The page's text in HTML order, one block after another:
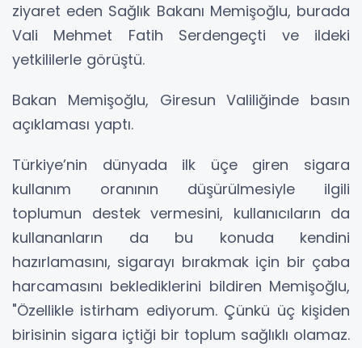
ziyaret eden Sağlık Bakanı Memişoğlu, burada
Vali Mehmet Fatih Serdengeçti ve ildeki
yetkililerle görüştü.
Bakan Memişoğlu, Giresun Valiliğinde basın
açıklaması yaptı.
Türkiye’nin dünyada ilk üçe giren sigara
kullanım oranının düşürülmesiyle ilgili
toplumun destek vermesini, kullanıcıların da
kullananların da bu konuda kendini
hazırlamasını, sigarayı bırakmak için bir çaba
harcamasını beklediklerini bildiren Memişoğlu,
"Özellikle istirham ediyorum. Çünkü üç kişiden
birisinin sigara içtiği bir toplum sağlıklı olamaz.